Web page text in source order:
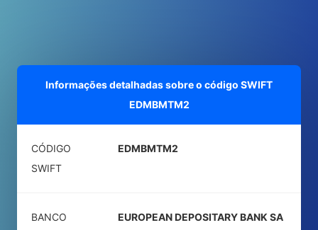
Informações detalhadas sobre o código SWIFT
EDMBMTM2
CÓDIGO
SWIFT
EDMBMTM2
BANCO
EUROPEAN DEPOSITARY BANK SA